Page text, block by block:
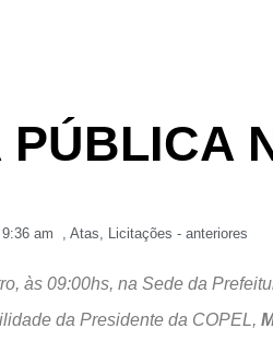
9:36 am , Atas, Licitações - anteriores
às 09:00hs, na Sede da
da Presidente da COPEL,